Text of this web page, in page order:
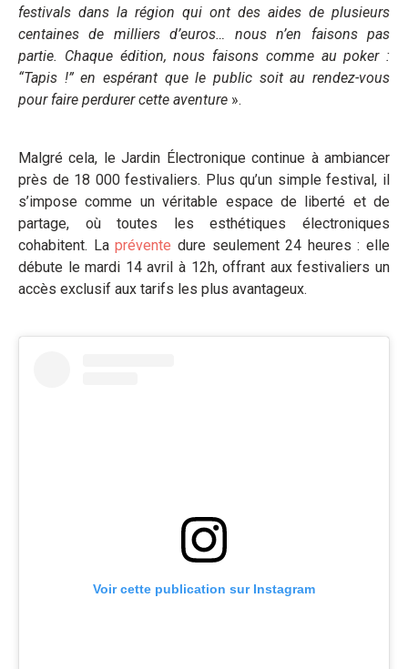
festivals dans la région qui ont des aides de plusieurs
centaines de milliers d’euros… nous n’en faisons pas
partie. Chaque édition, nous faisons comme au poker :
“Tapis !” en espérant que le public soit au rendez-vous
pour faire perdurer cette aventure ».
Malgré cela, le Jardin Électronique continue à ambiancer
près de 18 000 festivaliers. Plus qu’un simple festival, il
s’impose comme un véritable espace de liberté et de
partage, où toutes les esthétiques électroniques
cohabitent. Laprévente dure seulement 24 heures : elle
débute le mardi 14 avril à 12h, offrant aux festivaliers un
accès exclusif aux tarifs les plus avantageux.
Voir cette publication sur Instagram